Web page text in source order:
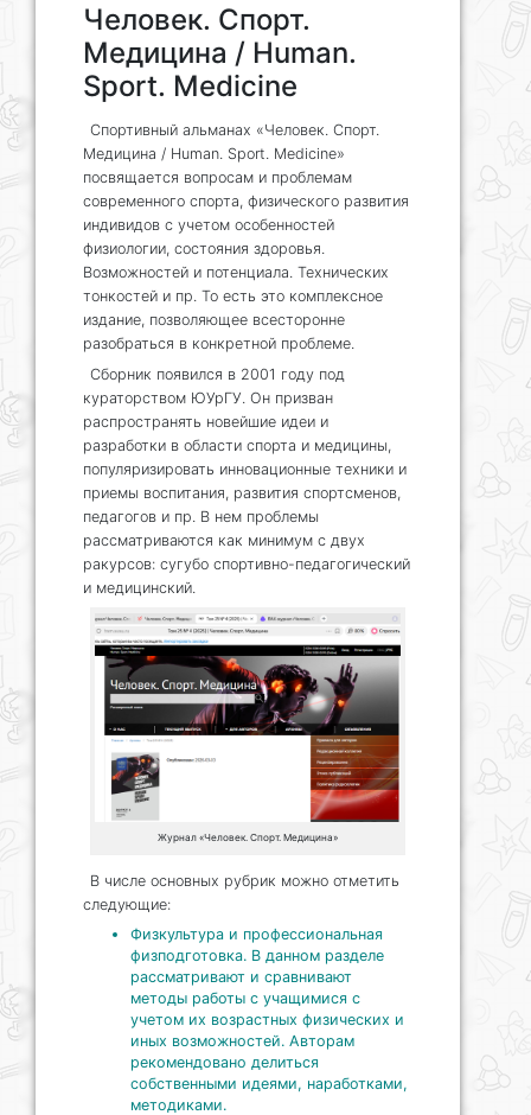
Человек. Спорт.
Медицина / Human.
Sport. Medicine
Спортивный альманах «Человек. Спорт.
Медицина / Human. Sport. Medicine»
посвящается вопросам и проблемам
современного спорта, физического развития
индивидов с учетом особенностей
физиологии, состояния здоровья.
Возможностей и потенциала. Технических
тонкостей и пр. То есть это комплексное
издание, позволяющее всесторонне
разобраться в конкретной проблеме.
Сборник появился в 2001 году под
кураторством ЮУрГУ. Он призван
распространять новейшие идеи и
разработки в области спорта и медицины,
популяризировать инновационные техники и
приемы воспитания, развития спортсменов,
педагогов и пр. В нем проблемы
рассматриваются как минимум с двух
ракурсов: сугубо спортивно-педагогический
и медицинский.
Журнал «Человек. Спорт. Медицина»
В числе основных рубрик можно отметить
следующие:
Физкультура и профессиональная
физподготовка. В данном разделе
рассматривают и сравнивают
методы работы с учащимися с
учетом их возрастных физических и
иных возможностей. Авторам
рекомендовано делиться
собственными идеями, наработками,
методиками.